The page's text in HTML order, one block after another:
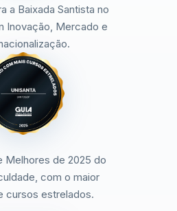
a Baixada Santista no
Inovação, Mercado e
Melhores de 2025 do
com o maior
cursos estrelados.